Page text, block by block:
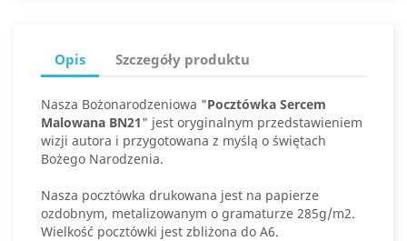
Opis Szczegóły produktu
Nasza Bożonarodzeniowa "Pocztówka Sercem
Malowana BN21" jest oryginalnym przedstawieniem
wizji autora i przygotowana z myślą o świętach
Bożego Narodzenia.
Nasza pocztówka drukowana jest na papierze
ozdobnym, metalizowanym o gramaturze 285g/m2.
Wielkość pocztówki jest zbliżona do A6.